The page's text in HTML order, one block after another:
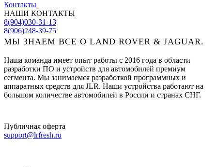
Контакты
НАШИ КОНТАКТЫ
8(904)030-31-13
8(906)248-39-75
МЫ ЗНАЕМ ВСЕ О LAND ROVER & JAGUAR.
Наша команда имеет опыт работы с 2016 года в области
разработки ПО и устройств для автомобилей премиум
сегмента. Мы занимаемся разработкой программных и
аппаратных средств для JLR. Наши устройства работают на
большом количестве автомобилей в России и странах СНГ.
Публичная оферта
support@lrfresh.ru